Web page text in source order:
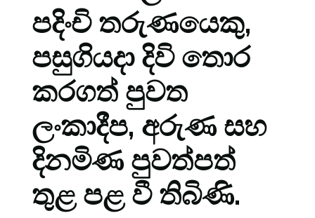
පදිංචි තරුණයෙකු,
පසුගියදා දිවි තොර
කරගත් පුවත
ලංකාදීප, අරුණ සහ
දිනමිණ පුවත්පත්
තුළ පළ වී තිබිණි.